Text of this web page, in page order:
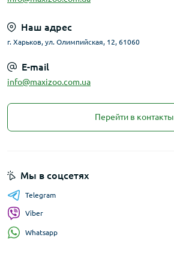
Наш адрес
г. Харьков, ул. Олимпийская, 12, 61060
E-mail
info@maxizoo.com.ua
Перейти в контакты
Мы в соцсетях
Telegram
Viber
Whatsapp